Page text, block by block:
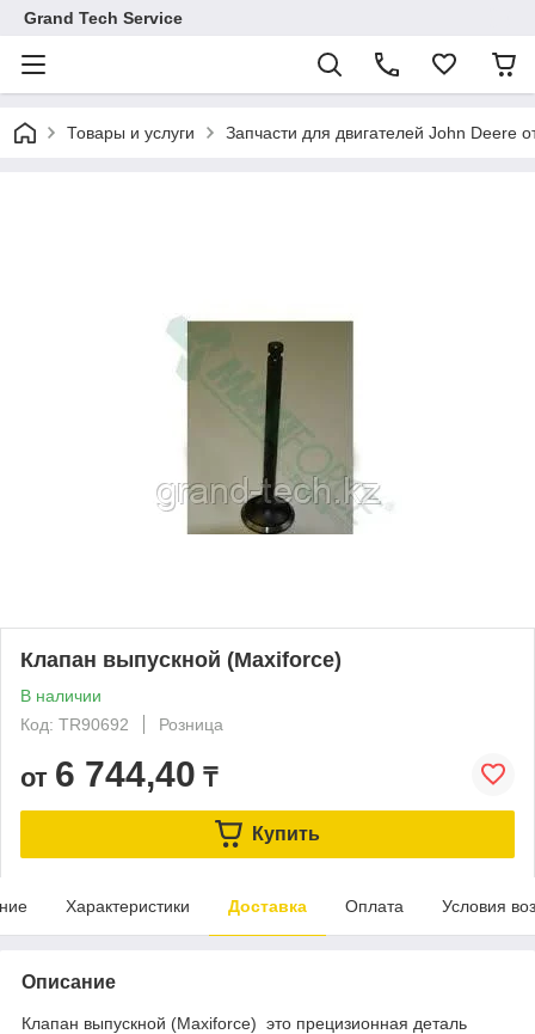
Grand Tech Service
Товары и услуги Запчасти для двигателей John Deere
Клапан выпускной (Maxiforce)
В наличии
Код: TR90692
Розница
от 6 744,40 ₸
Купить
Характеристики Доставка Оплата Условия
Описание
Клапан выпускной (Maxiforce) это прецизионная деталь